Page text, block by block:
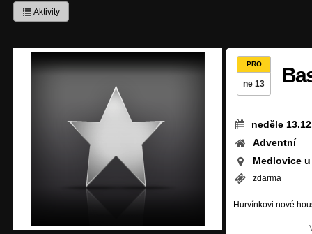
Aktivity
PRO
ne 13
neděle
Adventní
Medlovice
zdarma
Hurvínkovi nové